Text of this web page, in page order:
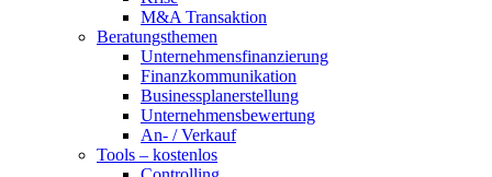
M&A Transaktion
Beratungsthemen
Unternehmensfinanzierung
Finanzkommunikation
Businessplanerstellung
Unternehmensbewertung
An- / Verkauf
Tools – kostenlos